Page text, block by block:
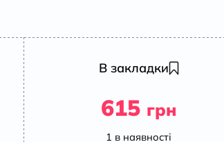
В закладки
615 грн
1 в наявності